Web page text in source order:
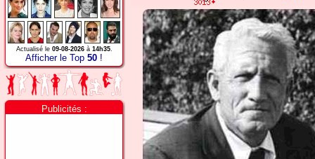
Actualisé le 09-08-2026à 14h35.
Afficher le Top 50 !
Publicités :